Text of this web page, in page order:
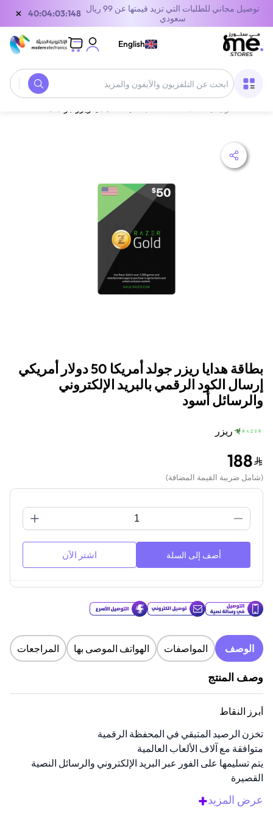
توصيل مجاني للطلبات التي تزيد قيمتها عن 99 ريال
سعودي
40:04:03:148
×
English
بطاقة هدايا ريزر جولد أمريكا 50 دولار أمريكي
إرسال الكود الرقمي بالبريد الإلكتروني
والرسائل أسود
ريزر
188
(شامل ضريبة القيمة المضافة)
أضف إلى السلة اشتر الآن
الوصف المواصفات الهواتف الموصى بها المراجعات
وصف المنتج
أبرز النقاط
تخزن الرصيد المتبقي في المحفظة الرقمية
متوافقة مع آلاف الألعاب العالمية
يتم تسليمها على الفور عبر البريد الإلكتروني والرسائل النصية
القصيرة
مثالية للإهداء أو للاستخدام الشخصي
توفر المال من خلال عروض ريزر جولد
عرض المزيد+